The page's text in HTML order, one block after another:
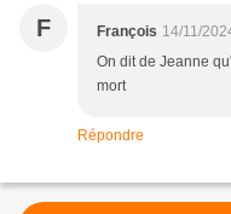
F François 14/11/
On dit de Jeanne
mort
Répondre